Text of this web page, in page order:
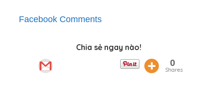
Facebook Comments
Chia sẻ ngay nào!
0
Shares